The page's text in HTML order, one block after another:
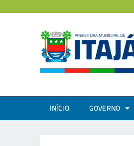
INÍCIO GOVERNO